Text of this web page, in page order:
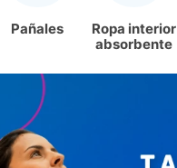
Pañales
Ropa interior
absorbente